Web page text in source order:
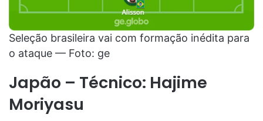
Seleção brasileira vai com formação inédita para
o ataque — Foto: ge
Japão – Técnico: Hajime
Moriyasu